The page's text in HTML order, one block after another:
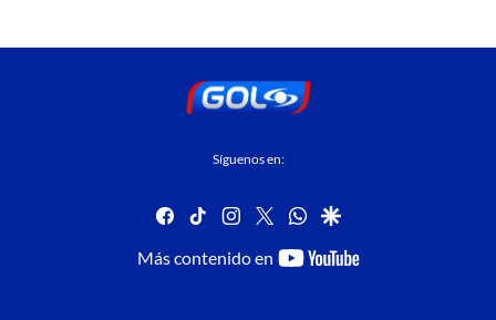
Síguenos en:
facebook
tiktok instagram
twitterwhatsapp
google
Más contenido en
youtube-